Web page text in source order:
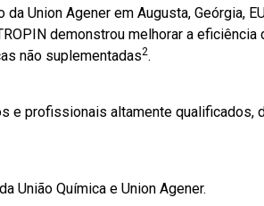
da Union Agener em Augusta,
demonstrou melhorar a
não suplementadas2.
e profissionais altamente
União Química e Union Agener.